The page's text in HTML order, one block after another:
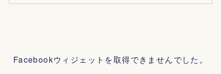
Facebookウィジェットを取得できませんでした。